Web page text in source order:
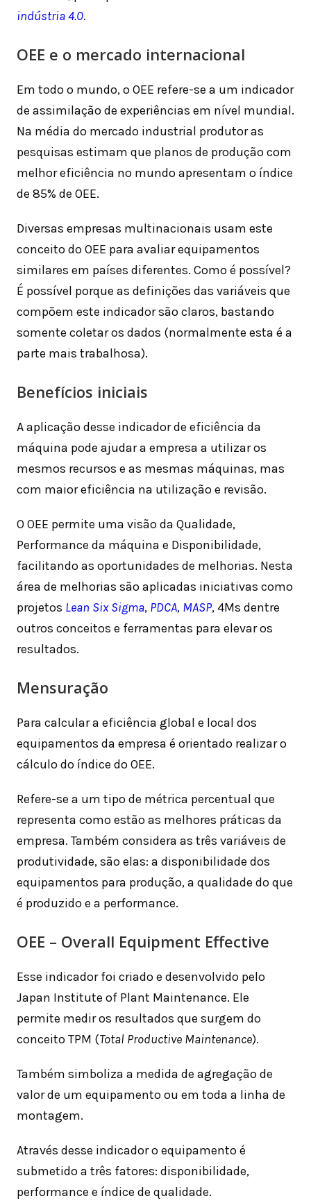
indústria 4.0.
OEE e o mercado internacional
Em todo o mundo, o OEE refere-se a um indicador
de assimilação de experiências em nível mundial.
Na média do mercado industrial produtor as
pesquisas estimam que planos de produção com
melhor eficiência no mundo apresentam o índice
de 85% de OEE.
Diversas empresas multinacionais usam este
conceito do OEE para avaliar equipamentos
similares em países diferentes. Como é possível?
É possível porque as definições das variáveis que
compõem este indicador são claros, bastando
somente coletar os dados (normalmente esta é a
parte mais trabalhosa).
Benefícios iniciais
A aplicação desse indicador de eficiência da
máquina pode ajudar a empresa a utilizar os
mesmos recursos e as mesmas máquinas, mas
com maior eficiência na utilização e revisão.
O OEE permite uma visão da Qualidade,
Performance da máquina e Disponibilidade,
facilitando as oportunidades de melhorias. Nesta
área de melhorias são aplicadas iniciativas como
projetos Lean Six Sigma, PDCA, MASP, 4Ms dentre
outros conceitos e ferramentas para elevar os
resultados.
Mensuração
Para calcular a eficiência global e local dos
equipamentos da empresa é orientado realizar o
cálculo do índice do OEE.
Refere-se a um tipo de métrica percentual que
representa como estão as melhores práticas da
empresa. Também considera as três variáveis de
produtividade, são elas: a disponibilidade dos
equipamentos para produção, a qualidade do que
é produzido e a performance.
OEE – Overall Equipment Effective
Esse indicador foi criado e desenvolvido pelo
Japan Institute of Plant Maintenance. Ele
permite medir os resultados que surgem do
conceito TPM (Total Productive Maintenance).
Também simboliza a medida de agregação de
valor de um equipamento ou em toda a linha de
montagem.
Através desse indicador o equipamento é
submetido a três fatores: disponibilidade,
performance e índice de qualidade.